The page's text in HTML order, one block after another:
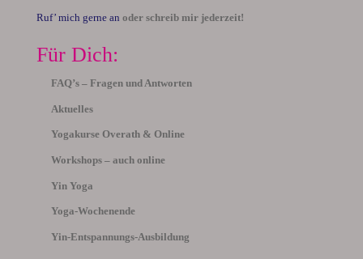
Ruf’ mich gerne an oder schreib mir jederzeit!
Für Dich:
FAQ’s – Fragen und Antworten
Aktuelles
Yogakurse Overath & Online
Workshops – auch online
Yin Yoga
Yoga-Wochenende
Yin-Entspannungs-Ausbildung